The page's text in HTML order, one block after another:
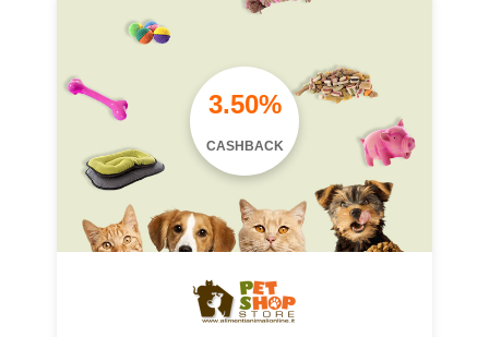
3.50%
CASHBACK